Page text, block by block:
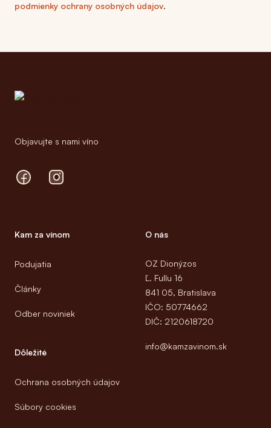
podmienky ochrany osobných údajov.
Objavujte s nami víno
FacebookInstagram
Kam za vínom
Podujatia
Články
Odber noviniek
Dôležité
Ochrana osobných údajov
Súbory cookies
O nás
OZ Dionýzos
Ľ. Fullu 16
841 05, Bratislava
IČO: 50774662
DIČ: 2120618720
info@kamzavinom.sk